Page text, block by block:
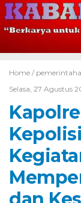
Home /
Selasa, 27 Agustus